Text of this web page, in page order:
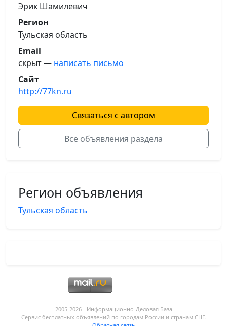
Эрик Шамилевич
Регион
Тульская область
Email
скрыт — написать письмо
Сайт
http://77kn.ru
Связаться с автором
Все объявления раздела
Регион объявления
Тульская область
2005-2026 - Информационнo-Деловая База
Сервис бесплатных объявлений по городам России и странам СНГ.